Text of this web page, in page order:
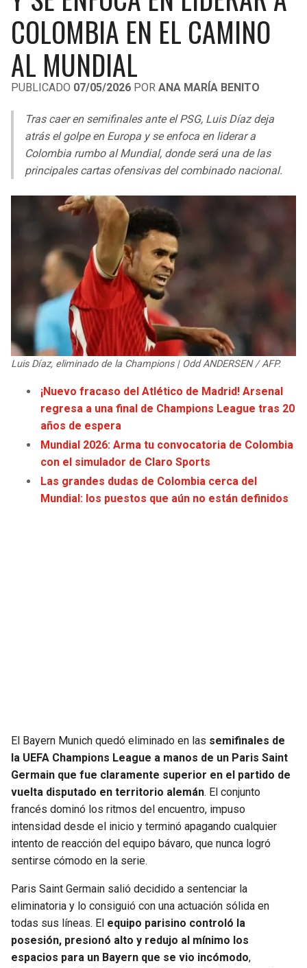
LIGA DE EXPANSIÓN MX
LEAGUES CUP
UEFA EUROPA LEAGUE
UEFA CONFERENCE LEAGUE
MLS
COPA SUDAMERICANA
OTRAS LIGAS
CHARGERS
BENGALS
BROWNS
STEELERS
TEXANS
COLTS
JAGUARS
TITANS
COWBOYS
GIANTS
EAGLES
COMMANDERS
PACKERS
VIKINGS
PANTHERS
SAINTS
BUCCANEERS
CAVALIERS
PISTONS
BUCKS
HAWKS
HORNETS
HEAT
MAGIC
WIZARDS
WARRIORS
CLIPPERS
LAKERS
SUNS
KINGS
TIMBERWOLVES
THUNDER
JAZZ
COLOMBIA EN EL CAMINO
AL MUNDIAL
PUBLICADO 07/05/2026 POR ANA MARÍA BENITO
Tras caer en semifinales ante el PSG, Luis Díaz deja
atrás el golpe en Europa y se enfoca en liderar a
Colombia rumbo al Mundial, donde será una de las
principales cartas ofensivas del combinado nacional.
Luis Díaz, eliminado de la Champions | Odd ANDERSEN / AFP.
¡Nuevo fracaso del Atlético de Madrid! Arsenal
regresa a una final de Champions League tras 20
años de espera
Mundial 2026: Arma tu convocatoria de Colombia
con el simulador de Claro Sports
Las grandes dudas de Colombia cerca del
Mundial: los puestos que aún no están definidos
El Bayern Munich quedó eliminado en las semifinales de
la UEFA Champions League a manos de un Paris Saint
Germain que fue claramente superior en el partido de
vuelta disputado en territorio alemán. El conjunto
francés dominó los ritmos del encuentro, impuso
intensidad desde el inicio y terminó apagando cualquier
intento de reacción del equipo bávaro, que nunca logró
sentirse cómodo en la serie.
Paris Saint Germain salió decidido a sentenciar la
eliminatoria y lo consiguió con una actuación sólida en
todas sus líneas. El equipo parisino controló la
posesión, presionó alto y redujo al mínimo los
espacios para un Bayern que se vio incómodo,